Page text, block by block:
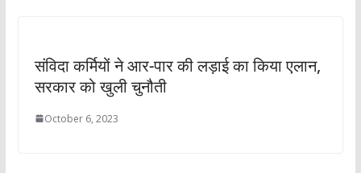
संविदा कर्मियों ने आर-पार की लड़ाई का किया एलान,
सरकार को खुली चुनौती
October 6, 2023